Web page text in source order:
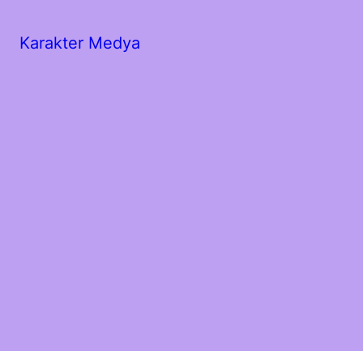
Karakter Medya